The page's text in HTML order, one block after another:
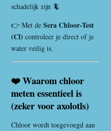
schadelijk zijn 🦎
👉 Met de Sera Chloor-Test
(Cl) controleer je direct of je
water veilig is.
❤️ Waarom chloor
meten essentieel is
(zeker voor axolotls)
Chloor wordt toegevoegd aan